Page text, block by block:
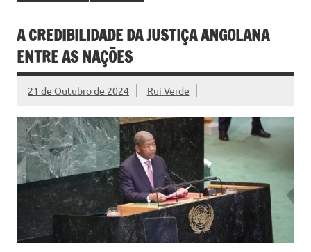
A CREDIBILIDADE DA JUSTIÇA ANGOLANA
ENTRE AS NAÇÕES
21 de Outubro de 2024 Rui Verde